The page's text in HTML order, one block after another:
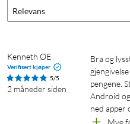
Wifi: Dual band 2,4/5 GHz
Bluetooth: Ja
Lydnivå: 28 dB
Strømforbruk: 65 W
Mål: 112×107×199 mm
Relevans
Kenneth ØE
Verifisert kjøper
5/5
2 måneder siden
Bra og lyssterk prosjektor som gir god
pengene.
Android
ned apper
Mye